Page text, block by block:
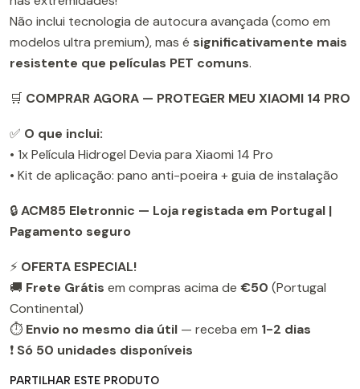
Não inclui tecnologia de autocura avançada (como em
modelos ultra premium), mas é significativamente mais
resistente que películas PET comuns.
🛒 COMPRAR AGORA — PROTEGER MEU XIAOMI 14 PRO
✅ O que inclui:
• 1x Película Hidrogel Devia para Xiaomi 14 Pro
• Kit de aplicação: pano anti-poeira + guia de instalação
🔒ACM85 Eletronnic — Loja registada em Portugal |
Pagamento seguro
⚡ OFERTA ESPECIAL!
🚚 Frete Grátis em compras acima de €50 (Portugal
Continental)
⏱️ Envio no mesmo dia útil — receba em 1-2 dias
❗ Só 50 unidades disponíveis
PARTILHAR ESTE PRODUTO